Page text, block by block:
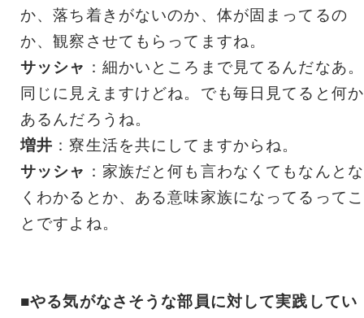
か、落ち着きがないのか、体が固まってるの
か、観察させてもらってますね。
サッシャ ：細かいところまで見てるんだなあ。
同じに見えますけどね。でも毎日見てると何か
あるんだろうね。
増井 ：寮生活を共にしてますからね。
サッシャ ：家族だと何も言わなくてもなんとな
くわかるとか、ある意味家族になってるってこ
とですよね。
■やる気がなさそうな部員に対して実践してい